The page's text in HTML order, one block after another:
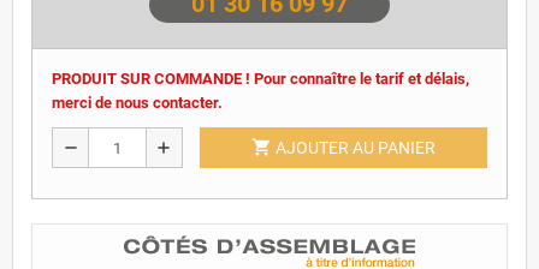
PRODUIT SUR COMMANDE ! Pour connaître le tarif et délais,
merci de nous contacter.
remove add shopping_cart AJOUTER AU PANIER